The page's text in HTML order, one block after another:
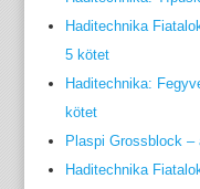
Haditechnika
5 kötet
Haditechnika:
kötet
Plaspi Grossblock
Haditechnika